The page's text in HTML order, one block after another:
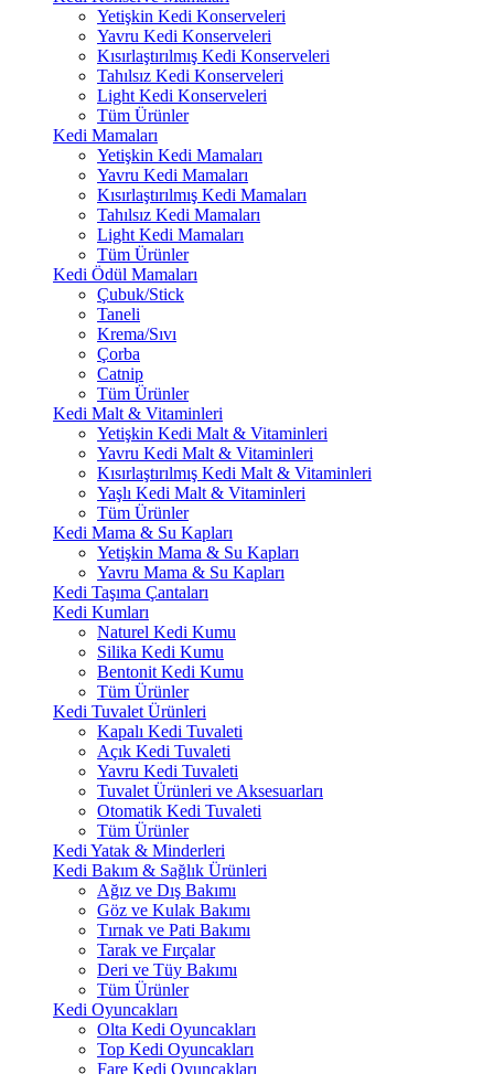
Yetişkin Kedi Konserveleri
Yavru Kedi Konserveleri
Kısırlaştırılmış Kedi Konserveleri
Tahılsız Kedi Konserveleri
Light Kedi Konserveleri
Tüm Ürünler
Kedi Mamaları
Yetişkin Kedi Mamaları
Yavru Kedi Mamaları
Kısırlaştırılmış Kedi Mamaları
Tahılsız Kedi Mamaları
Light Kedi Mamaları
Tüm Ürünler
Kedi Ödül Mamaları
Çubuk/Stick
Taneli
Krema/Sıvı
Çorba
Catnip
Tüm Ürünler
Kedi Malt & Vitaminleri
Yetişkin Kedi Malt & Vitaminleri
Yavru Kedi Malt & Vitaminleri
Kısırlaştırılmış Kedi Malt & Vitaminleri
Yaşlı Kedi Malt & Vitaminleri
Tüm Ürünler
Kedi Mama & Su Kapları
Yetişkin Mama & Su Kapları
Yavru Mama & Su Kapları
Kedi Taşıma Çantaları
Kedi Kumları
Naturel Kedi Kumu
Silika Kedi Kumu
Bentonit Kedi Kumu
Tüm Ürünler
Kedi Tuvalet Ürünleri
Kapalı Kedi Tuvaleti
Açık Kedi Tuvaleti
Yavru Kedi Tuvaleti
Tuvalet Ürünleri ve Aksesuarları
Otomatik Kedi Tuvaleti
Tüm Ürünler
Kedi Yatak & Minderleri
Kedi Bakım & Sağlık Ürünleri
Ağız ve Dış Bakımı
Göz ve Kulak Bakımı
Tırnak ve Pati Bakımı
Tarak ve Fırçalar
Deri ve Tüy Bakımı
Tüm Ürünler
Kedi Oyuncakları
Olta Kedi Oyuncakları
Top Kedi Oyuncakları
Fare Kedi Oyuncakları